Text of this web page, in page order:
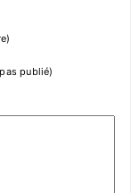
publié)